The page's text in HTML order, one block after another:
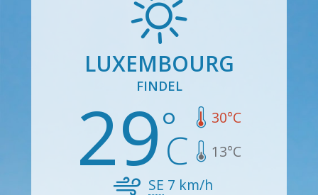
LUXEMBOURG
FINDEL
29 30°C
13°C
SE 7 km/h